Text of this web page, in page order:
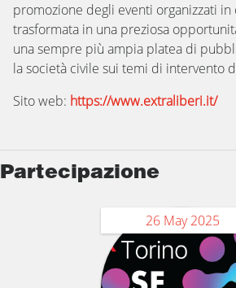
promozione degli eventi organizzati in
trasformata in una preziosa
una sempre più ampia platea di
la società civile sui temi di intervento
Sito web: https://www.extraliberi.it/
Partecipazione
26 May 2025